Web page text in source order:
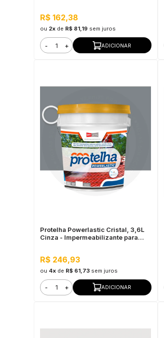
R$ 162,38
ou 2x de R$ 81,19 sem juros
- + ADICIONAR
Protelha Powerlastic Cristal, 3,6L
Cinza - Impermeabilizante para
R$ 246,93
ou 4x de R$ 61,73 sem juros
- + ADICIONAR